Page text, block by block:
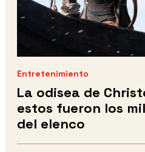
Entretenimiento
La odisea de
estos fueron los
del elenco